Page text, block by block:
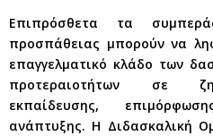
Επιπρόσθετα τα
προσπάθειας μπορούν να
επαγγελματικό κλάδο των
προτεραιοτήτων σε
εκπαίδευσης,
ανάπτυξης. Η Διδασκαλική